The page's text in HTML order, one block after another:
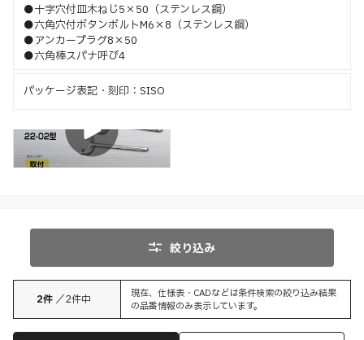
●十字穴付皿木ねじ5×50（ステンレス鋼）
●六角穴付ボタンボルトM6×8（ステンレス鋼）
●アンカープラグ8×50
●六角棒スパナ呼び4
パッケージ表記・刻印：SISO
絞り込み
2件 ／2件中
現在、仕様表・CADなどは条件検索の絞り込み結果
の品番情報のみ表示しています。